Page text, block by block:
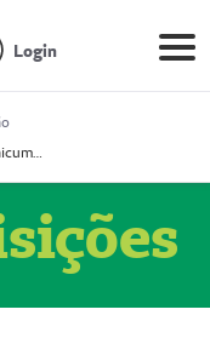
Login
Prestador Mosaicum Espaço Clínico Eireli (51004355-5)